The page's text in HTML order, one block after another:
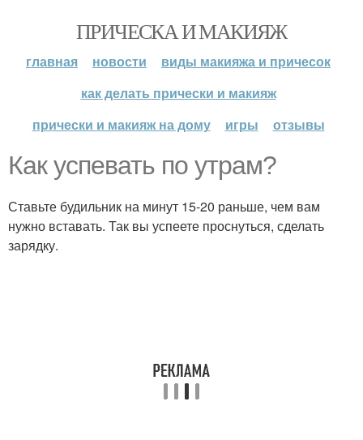
ПРИЧЕСКА И МАКИЯЖ
главная новости
виды макияжа и причесок
как делать прически и макияж
прически и макияж на дому
игры отзывы
Как успевать по утрам?
Ставьте будильник на минут 15-20 раньше, чем вам
нужно вставать. Так вы успеете проснуться, сделать
зарядку.